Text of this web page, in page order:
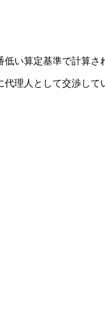
低い算定基準で計算さ
理人として交渉して